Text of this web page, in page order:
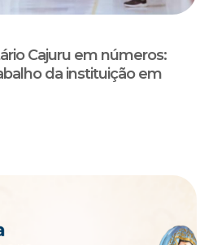
Cajuru em números:
da instituição em